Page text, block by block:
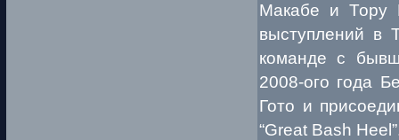
Макабе и Тору
выступлений в
команде с
2008-ого года
Гото и
“Great Bash